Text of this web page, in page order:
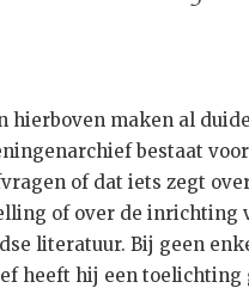
hierboven maken al
bestaat
of dat iets zegt
of over de inrichting
literatuur. Bij geen
heeft hij een toelichting